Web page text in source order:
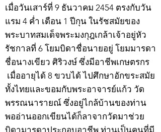
เมื่อวันเสาร์ที่ 9 ธันวาคม 2454 ตรงกับวัน
แรม 4 ค่ำ เดือน 1 ปีกุน ในรัชสมัยของ
พระบาทสมเด็จพระมงกุฎเกล้าเจ้าอยู่หัว
รัชกาลที่ 6 โยมบิดาชื่อนายอยู่ โยมมารดา
ชื่อนางเขียว ศิริวงษ์ ซึ่งมีอาชีพเกษตรกร
เมื่ออายุได้ 8 ขวบได้ ไปศึกษาอักขระสมัย
ทั้งไทยและขอมกับพระอาจารย์แก้ว วัด
พรรณนารายณ์ ซึ่งอยู่ไกล้บ้านของท่าน
พออ่านออกเขียนได้ก็ลาจากวัดมาช่วย